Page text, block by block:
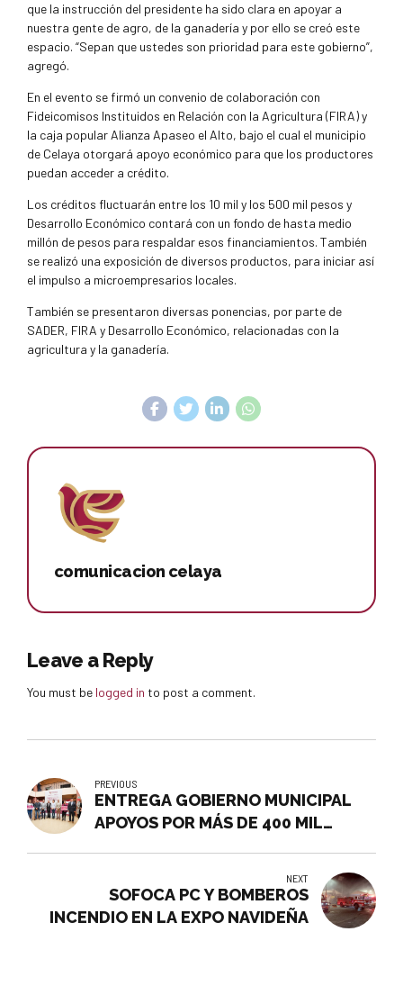
que la instrucción del presidente ha sido clara en apoyar a
nuestra gente de agro, de la ganadería y por ello se creó este
espacio. “Sepan que ustedes son prioridad para este gobierno”,
agregó.
En el evento se firmó un convenio de colaboración con
Fideicomisos Instituidos en Relación con la Agricultura (FIRA) y
la caja popular Alianza Apaseo el Alto, bajo el cual el municipio
de Celaya otorgará apoyo económico para que los productores
puedan acceder a crédito.
Los créditos fluctuarán entre los 10 mil y los 500 mil pesos y
Desarrollo Económico contará con un fondo de hasta medio
millón de pesos para respaldar esos financiamientos. También
se realizó una exposición de diversos productos, para iniciar así
el impulso a microempresarios locales.
También se presentaron diversas ponencias, por parte de
SADER, FIRA y Desarrollo Económico, relacionadas con la
agricultura y la ganadería.
comunicacion celaya
Leave a Reply
You must be logged in to post a comment.
PREVIOUS
ENTREGA GOBIERNO MUNICIPAL
APOYOS POR MÁS DE 400 MIL
SUPERIOR
NEXT
SOFOCA PC Y BOMBEROS
INCENDIO EN LA EXPO NAVIDEÑA